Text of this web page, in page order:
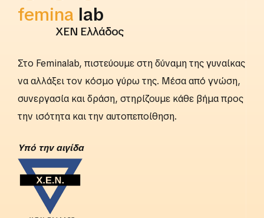
femina lab
ΧΕΝ Ελλάδος
Στο Feminalab, πιστεύουμε στη δύναμη της γυναίκας
να αλλάξει τον κόσμο γύρω της. Μέσα από γνώση,
συνεργασία και δράση, στηρίζουμε κάθε βήμα προς
την ισότητα και την αυτοπεποίθηση.
Yπό την αιγίδα